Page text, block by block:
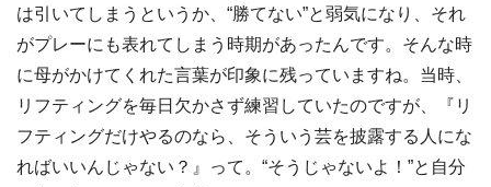
は引いてしまうというか、“勝てない”と弱気になり、それ
がプレーにも表れてしまう時期があったんです。そんな時
に母がかけてくれた言葉が印象に残っていますね。当時、
リフティングを毎日欠かさず練習していたのですが、『リ
フティングだけやるのなら、そういう芸を披露する人にな
ればいいんじゃない？』って。“そうじゃないよ！”と自分